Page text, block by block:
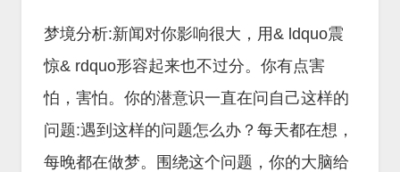
梦境分析:新闻对你影响很大，用& ldquo震
惊& rdquo形容起来也不过分。你有点害
怕，害怕。你的潜意识一直在问自己这样的
问题:遇到这样的问题怎么办？每天都在想，
每晚都在做梦。围绕这个问题，你的大脑给